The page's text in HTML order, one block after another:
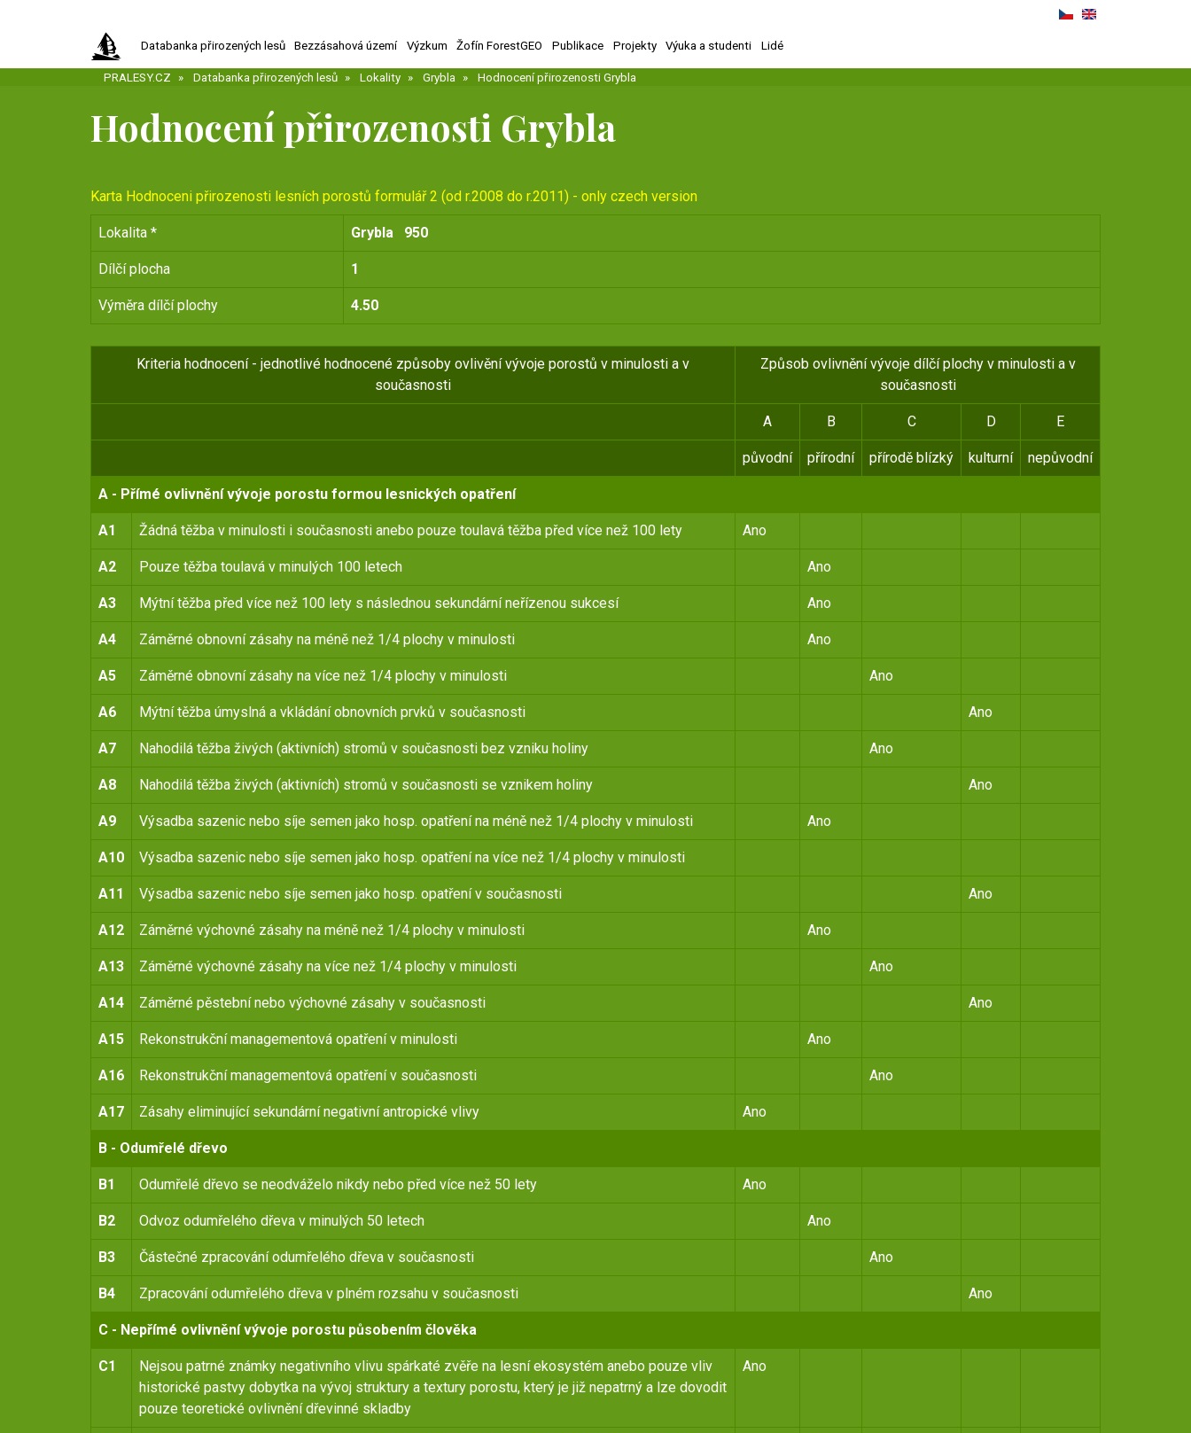
obsahu
Databanka přirozených lesů Bezzásahová území Výzkum Žofín ForestGEO Publikace Projekty Výuka a studenti Lidé
PRALESY.CZ Databanka přirozených lesů Lokality Grybla Hodnocení přirozenosti Grybla
Hodnocení přirozenosti Grybla
Karta Hodnoceni přirozenosti lesních porostů formulář 2 (od r.2008 do r.2011) - only czech version
Lokalita * Grybla 950
Dílčí plocha 1
Výměra dílčí plochy 4.50
Kriteria hodnocení - jednotlivé hodnocené způsoby ovlivění vývoje porostů v minulosti a v
současnosti
Způsob ovlivnění vývoje dílčí plochy v minulosti a v
současnosti
A B C D E
původní přírodní přírodě blízký kulturní nepůvodní
A - Přímé ovlivnění vývoje porostu formou lesnických opatření
A1 Žádná těžba v minulosti i současnosti anebo pouze toulavá těžba před více než 100 lety Ano
A2 Pouze těžba toulavá v minulých 100 letech Ano
A3 Mýtní těžba před více než 100 lety s následnou sekundární neřízenou sukcesí Ano
A4 Záměrné obnovní zásahy na méně než 1/4 plochy v minulosti Ano
A5 Záměrné obnovní zásahy na více než 1/4 plochy v minulosti Ano
A6 Mýtní těžba úmyslná a vkládání obnovních prvků v současnosti Ano
A7 Nahodilá těžba živých (aktivních) stromů v současnosti bez vzniku holiny Ano
A8 Nahodilá těžba živých (aktivních) stromů v současnosti se vznikem holiny Ano
A9 Výsadba sazenic nebo síje semen jako hosp. opatření na méně než 1/4 plochy v minulosti Ano
A10 Výsadba sazenic nebo síje semen jako hosp. opatření na více než 1/4 plochy v minulosti
A11 Výsadba sazenic nebo síje semen jako hosp. opatření v současnosti Ano
A12 Záměrné výchovné zásahy na méně než 1/4 plochy v minulosti Ano
A13 Záměrné výchovné zásahy na více než 1/4 plochy v minulosti Ano
A14 Záměrné pěstební nebo výchovné zásahy v současnosti Ano
A15 Rekonstrukční managementová opatření v minulosti Ano
A16 Rekonstrukční managementová opatření v současnosti Ano
A17 Zásahy eliminující sekundární negativní antropické vlivy Ano
B - Odumřelé dřevo
B1 Odumřelé dřevo se neodváželo nikdy nebo před více než 50 lety Ano
B2 Odvoz odumřelého dřeva v minulých 50 letech Ano
B3 Částečné zpracování odumřelého dřeva v současnosti Ano
B4 Zpracování odumřelého dřeva v plném rozsahu v současnosti Ano
C - Nepřímé ovlivnění vývoje porostu působením člověka
C1
Nejsou patrné známky negativního vlivu spárkaté zvěře na lesní ekosystém anebo pouze vliv
historické pastvy dobytka na vývoj struktury a textury porostu, který je již nepatrný a lze dovodit
pouze teoretické ovlivnění dřevinné skladby
Ano